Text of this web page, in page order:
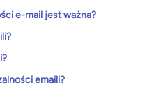
e-mail jest ważna?
emaili?